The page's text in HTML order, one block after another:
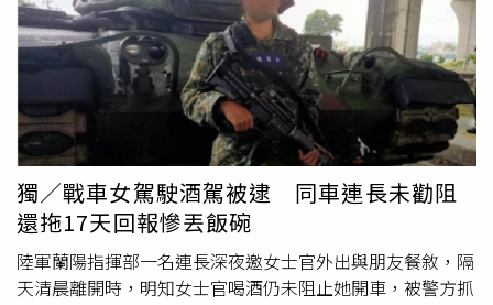
45名證人名單。外界預估，若聚焦部分彈劾條文並有效控制
審理進度，最快約四個月可完成；若四項彈劾條文全面審
理，整個程序可能延長至七、八個月。菲律賓副總統薩拉杜
特蒂彈劾案正式開審，審判結果被視為攸關2028年總統大
選的重要政治分水嶺。薩拉是前總統杜特蒂（Rodrigo
Duterte）長女，2022年與總統小馬可仕搭檔競選，以高票
贏得正、副總統大選，當時兩大政治世家的合作一度被視為
菲律賓最穩固的政治聯盟。然而，雙方執政後因權力分配及
施政理念逐漸分歧，加上杜特蒂因掃毒戰爭涉嫌危害人類
罪，遭國際刑事法院（ICC）拘捕並移送海牙羈押後，兩大
家族正式決裂。薩拉曾批評菲律賓政府配合拘捕行動是「國
日再度發動第二波搜索，擴及11處地點，另
傳喚 集團其他員
工及往來廠商共9人到案；檢察官複訊後，再逮捕邱姓及康
姓2名被告，並向法院聲請羈押禁見；法院裁定邱男羈押禁
見，康男則以10萬元交保並限制住居。除了掏空案外，檢警
另查出曾姓、許姓2名地方人士涉嫌假借索取社區回饋金名
義，於2024年12月至2025年1月間恐嚇北門區一家綠能業
者，迫使業者因擔心工程受阻而交付兩張、共60萬元支票；
檢方偵查終結後，已依恐嚇取財罪嫌提起公訴。誠新綠能過
去是國內漁電共生代表性業者，申請開發容量一度占政府推
動目標約35%，不僅取得銀行團百億元聯貸，更與台積電簽
訂綠電供應合約，在綠能產業占有一席之地。不過，近年集
獨／戰車女駕駛酒駕被逮 同車連長未勸阻
還拖17天回報慘丟飯碗
陸軍蘭陽指揮部一名連長深夜邀女士官外出與朋友餐敘，隔
天清晨離開時，明知女士官喝酒仍未阻止她開車，被警方抓